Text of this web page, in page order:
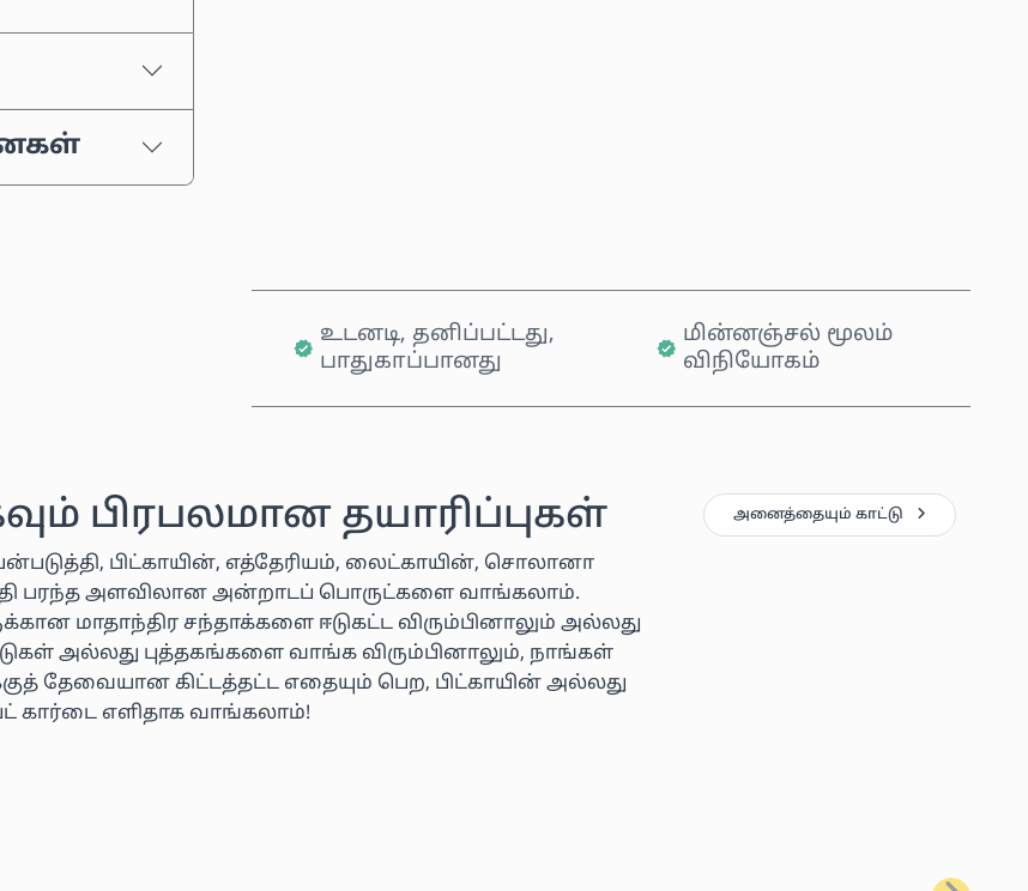
உடனடி, தனிப்பட்டது,
பாதுகாப்பானது
மின்னஞ்சல் மூலம்
விநியோகம்
பிரபலமான தயாரிப்புகள்
பிட்காயின், எத்தேரியம், லைட்காயின், சொலானா
பரந்த அளவிலான அன்றாடப் பொருட்களை வாங்கலாம்.
மாதாந்திர சந்தாக்களை ஈடுகட்ட விரும்பினாலும் அல்லது
அல்லது புத்தகங்களை வாங்க விரும்பினாலும், நாங்கள்
தேவையான கிட்டத்தட்ட எதையும் பெற, பிட்காயின் அல்லது
கார்டை எளிதாக வாங்கலாம்!
அனைத்தையும் காட்டு